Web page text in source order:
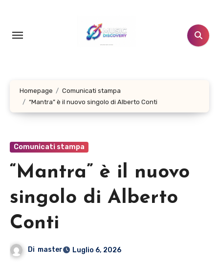
contenuto
Homepage
Comunicati stampa
“Mantra” è il nuovo singolo di Alberto Conti
Comunicati stampa
“Mantra” è il nuovo
singolo di Alberto
Conti
Di master Luglio 6, 2026